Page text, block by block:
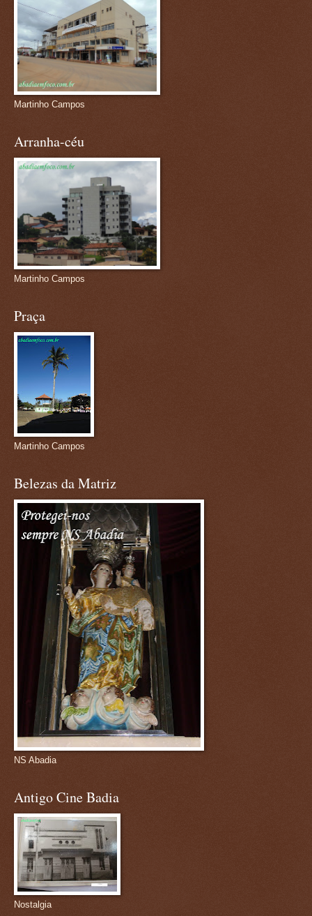
Martinho Campos
Arranha-céu
Martinho Campos
Praça
Martinho Campos
Belezas da Matriz
NS Abadia
Antigo Cine Badia
Nostalgia